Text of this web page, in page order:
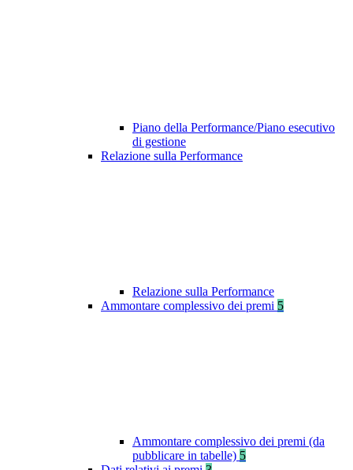
Piano della Performance/Piano esecutivo
di gestione
Relazione sulla Performance
Relazione sulla Performance
Ammontare complessivo dei premi 5
Ammontare complessivo dei premi (da
pubblicare in tabelle) 5